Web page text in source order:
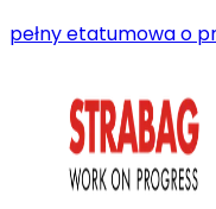
pełny etatumowa o